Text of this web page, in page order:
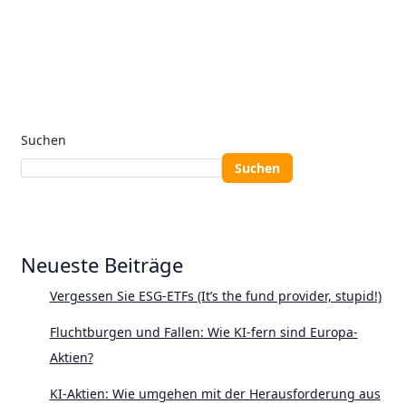
Suchen
Suchen
Neueste Beiträge
Vergessen Sie ESG-ETFs (It’s the fund provider, stupid!)
Fluchtburgen und Fallen: Wie KI-fern sind Europa-
Aktien?
KI-Aktien: Wie umgehen mit der Herausforderung aus